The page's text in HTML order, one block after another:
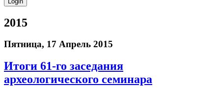
2015
Пятница, 17 Апрель 2015
Итоги 61-го заседания
археологического семинара